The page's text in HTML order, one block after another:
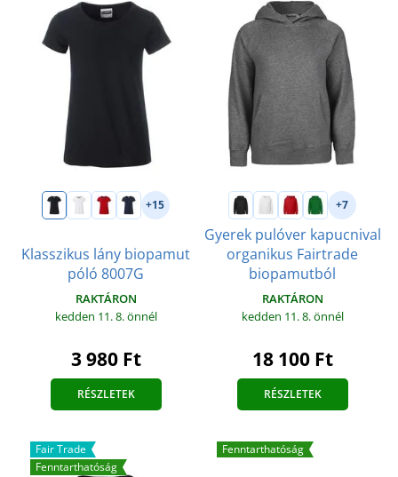
+15
Klasszikus lány biopamut
póló 8007G
RAKTÁRON
kedden 11. 8.önnél
3 980 Ft
RÉSZLETEK
+7
Gyerek pulóver kapucnival
organikus Fairtrade
biopamutból
RAKTÁRON
kedden 11. 8.önnél
18 100 Ft
RÉSZLETEK
Fair Trade
Fenntarthatóság
Fenntarthatóság